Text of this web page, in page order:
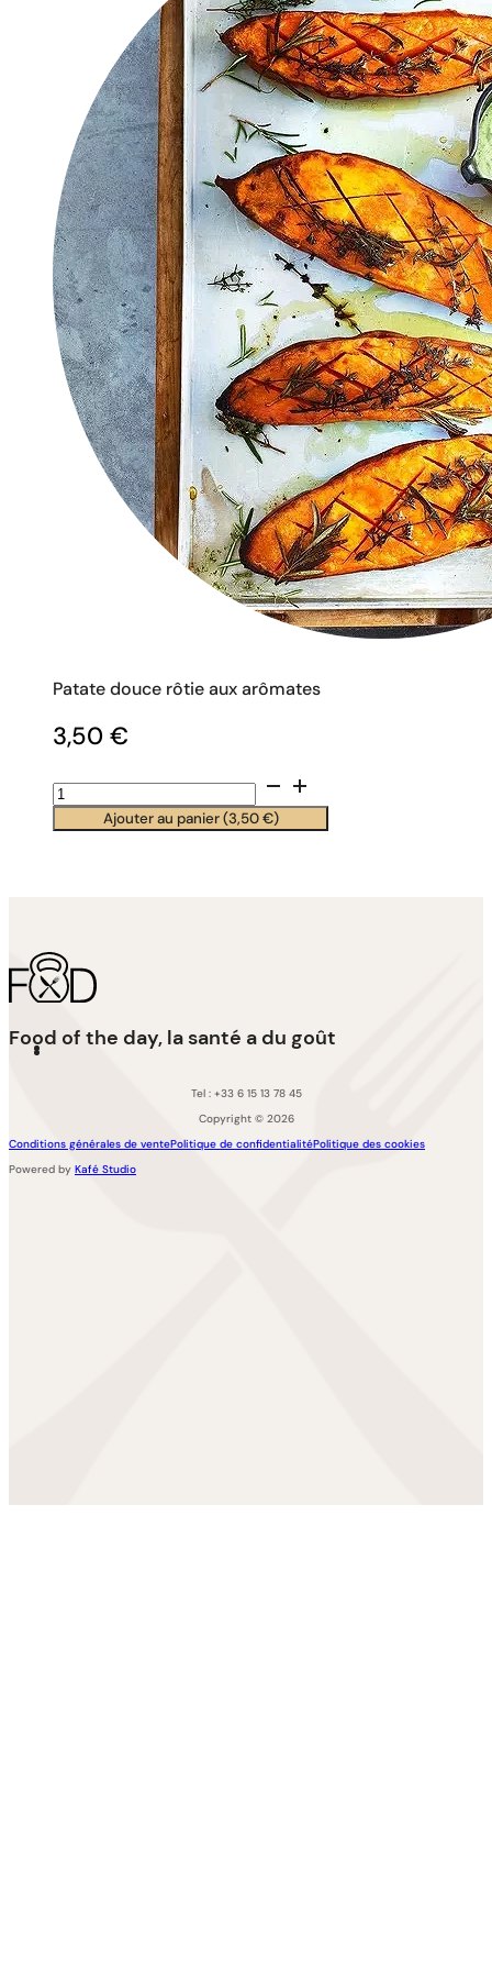
Patate douce rôtie aux arômates
3,50 €
quantité
de
PatateAjouter au panier (3,50€)
Food of the day, la santé a du goût
Tel : +33 6 15 13 78 45
Copyright © 2026
Conditions générales de ventePolitique de confidentialitéPolitique des cookies
Powered by Kafé Studio